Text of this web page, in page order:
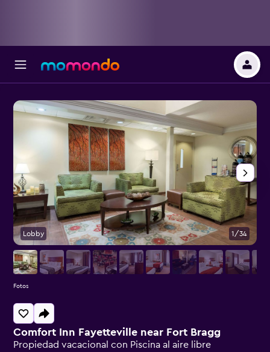
Comfort Inn Fayetteville near Fort Bragg
Propiedad vacacional con Piscina al aire libre
Lobby 1/34
Fotos